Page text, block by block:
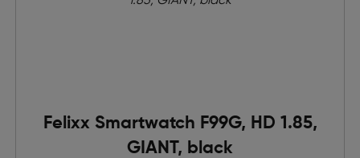
Felixx Smartwatch F99G, HD 1.85,
GIANT, black